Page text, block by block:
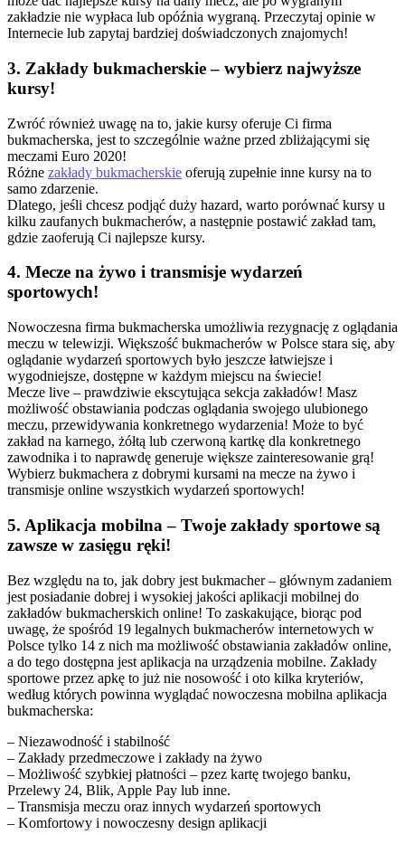
zakładzie nie wypłaca lub opóźnia wygraną. Przeczytaj opinie w
Internecie lub zapytaj bardziej doświadczonych znajomych!
3. Zakłady bukmacherskie – wybierz najwyższe
kursy!
Zwróć również uwagę na to, jakie kursy oferuje Ci firma
bukmacherska, jest to szczególnie ważne przed zbliżającymi się
meczami Euro 2020!
Różne zakłady bukmacherskie oferują zupełnie inne kursy na to
samo zdarzenie.
Dlatego, jeśli chcesz podjąć duży hazard, warto porównać kursy u
kilku zaufanych bukmacherów, a następnie postawić zakład tam,
gdzie zaoferują Ci najlepsze kursy.
4. Mecze na żywo i transmisje wydarzeń
sportowych!
Nowoczesna firma bukmacherska umożliwia rezygnację z oglądania
meczu w telewizji. Większość bukmacherów w Polsce stara się, aby
oglądanie wydarzeń sportowych było jeszcze łatwiejsze i
wygodniejsze, dostępne w każdym miejscu na świecie!
Mecze live – prawdziwie ekscytująca sekcja zakładów! Masz
możliwość obstawiania podczas oglądania swojego ulubionego
meczu, przewidywania konkretnego wydarzenia! Może to być
zakład na karnego, żółtą lub czerwoną kartkę dla konkretnego
zawodnika i to naprawdę generuje większe zainteresowanie grą!
Wybierz bukmachera z dobrymi kursami na mecze na żywo i
transmisje online wszystkich wydarzeń sportowych!
5. Aplikacja mobilna – Twoje zakłady sportowe są
zawsze w zasięgu ręki!
Bez względu na to, jak dobry jest bukmacher – głównym zadaniem
jest posiadanie dobrej i wysokiej jakości aplikacji mobilnej do
zakładów bukmacherskich online! To zaskakujące, biorąc pod
uwagę, że spośród 19 legalnych bukmacherów internetowych w
Polsce tylko 14 z nich ma możliwość obstawiania zakładów online,
a do tego dostępna jest aplikacja na urządzenia mobilne. Zakłady
sportowe przez apkę to już nie nosowość i oto kilka kryteriów,
według których powinna wyglądać nowoczesna mobilna aplikacja
bukmacherska:
– Niezawodność i stabilność
– Zakłady przedmeczowe i zakłady na żywo
– Możliwość szybkiej płatności – pzez kartę twojego banku,
Przelewy 24, Blik, Apple Pay lub inne.
– Transmisja meczu oraz innych wydarzeń sportowych
– Komfortowy i nowoczesny design aplikacji